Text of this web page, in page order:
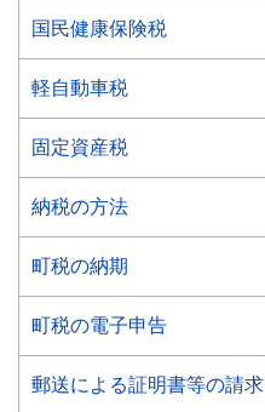
国民健康保険税
軽自動車税
固定資産税
納税の方法
町税の納期
町税の電子申告
郵送による証明書等の請求